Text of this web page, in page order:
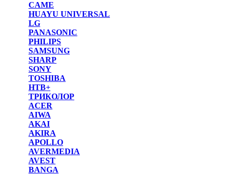
CAME
HUAYU UNIVERSAL
LG
PANASONIC
PHILIPS
SAMSUNG
SHARP
SONY
TOSHIBA
НТВ+
ТРИКОЛОР
ACER
AIWA
AKAI
AKIRA
APOLLO
AVERMEDIA
AVEST
BANGA